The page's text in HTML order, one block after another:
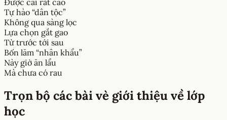
Được cái rất cao
Tự hào “dân tộc”
Không qua sàng lọc
Lựa chọn gắt gao
Từ trước tới sau
Bốn lăm “nhân khẩu”
Này giờ ăn lẩu
Mà chưa có rau
Trọn bộ các bài vè giới thiệu về lớp
học